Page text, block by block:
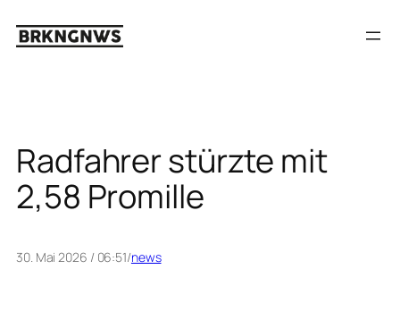
Inhalt
Radfahrer stürzte mit
2,58 Promille
30. Mai 2026 / 06:51/news